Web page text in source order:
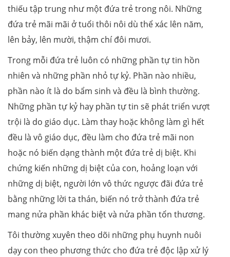
thiếu tập trung như một đứa trẻ trong nôi. Những
đứa trẻ mãi mãi ở tuổi thôi nôi dù thể xác lên năm,
lên bảy, lên mười, thậm chí đôi mươi.
Trong mỗi đứa trẻ luôn có những phần tự tin hồn
nhiên và những phần nhỏ tự kỷ. Phần nào nhiều,
phần nào ít là do bẩm sinh và đều là bình thường.
Những phần tự kỷ hay phần tự tin sẽ phát triển vượt
trội là do giáo dục. Làm thay hoặc không làm gì hết
đều là vô giáo dục, đều làm cho đứa trẻ mãi non
hoặc nó biến dạng thành một đứa trẻ dị biệt. Khi
chứng kiến những dị biệt của con, hoảng loạn với
những dị biệt, người lớn vô thức ngược đãi đứa trẻ
bằng những lời ta thán, biến nó trở thành đứa trẻ
mang nửa phần khác biệt và nửa phần tổn thương.
Tôi thường xuyên theo dõi những phụ huynh nuôi
dạy con theo phương thức cho đứa trẻ độc lập xử lý